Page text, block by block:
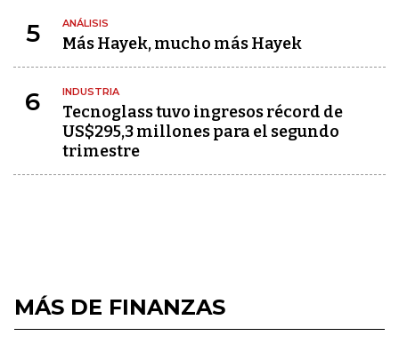
5 ANÁLISIS
Más Hayek, mucho más Hayek
6 INDUSTRIA
Tecnoglass tuvo ingresos récord de
US$295,3 millones para el segundo
trimestre
MÁS DE FINANZAS